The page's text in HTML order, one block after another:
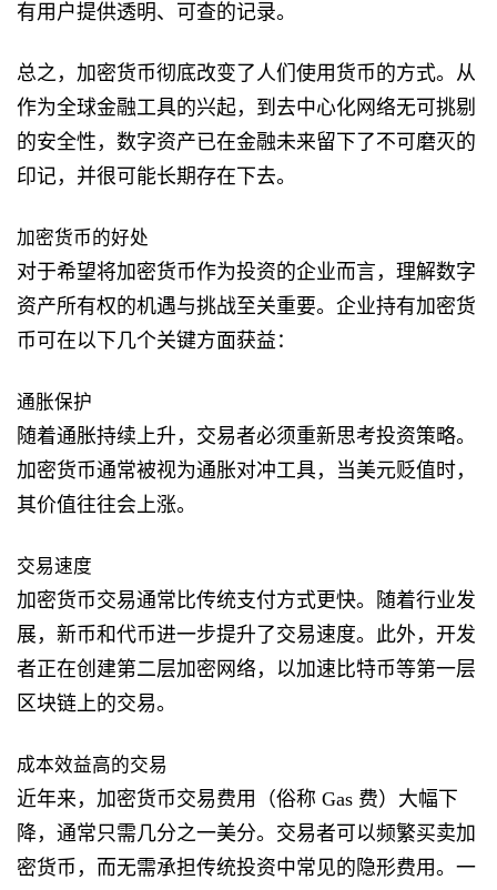
有用户提供透明、可查的记录。
总之，加密货币彻底改变了人们使用货币的方式。从
作为全球金融工具的兴起，到去中心化网络无可挑剔
的安全性，数字资产已在金融未来留下了不可磨灭的
印记，并很可能长期存在下去。
加密货币的好处
对于希望将加密货币作为投资的企业而言，理解数字
资产所有权的机遇与挑战至关重要。企业持有加密货
币可在以下几个关键方面获益：
通胀保护
随着通胀持续上升，交易者必须重新思考投资策略。
加密货币通常被视为通胀对冲工具，当美元贬值时，
其价值往往会上涨。
交易速度
加密货币交易通常比传统支付方式更快。随着行业发
展，新币和代币进一步提升了交易速度。此外，开发
者正在创建第二层加密网络，以加速比特币等第一层
区块链上的交易。
成本效益高的交易
近年来，加密货币交易费用（俗称 Gas 费）大幅下
降，通常只需几分之一美分。交易者可以频繁买卖加
密货币，而无需承担传统投资中常见的隐形费用。一